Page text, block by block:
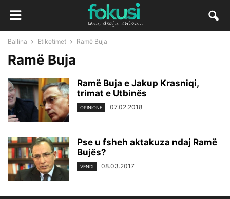
Ballina Etiketimet Ramë Buja
Ramë Buja
Ramë Buja e Jakup Krasniqi,
trimat e Utbinës
OPINIONE 07.02.2018
Pse u fsheh aktakuza ndaj Ramë
Bujës?
VENDI 08.03.2017